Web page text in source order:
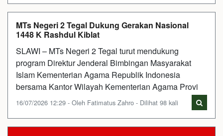
MTs Negeri 2 Tegal Dukung Gerakan Nasional
1448 K Rashdul Kiblat
SLAWI – MTs Negeri 2 Tegal turut mendukung
program Direktur Jenderal Bimbingan Masyarakat
Islam Kementerian Agama Republik Indonesia
bersama Kantor Wilayah Kementerian Agama Provi
16/07/2026 12:29 - Oleh Fatimatus Zahro - Dilihat 98 kali